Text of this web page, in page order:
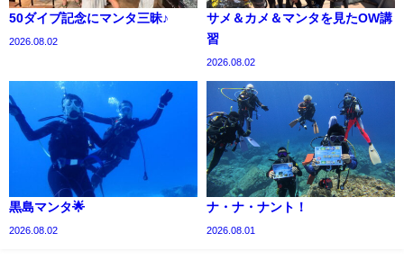
50ダイブ記念にマンタ三昧♪
2026.08.02
サメ＆カメ＆マンタを見たOW講
習
2026.08.02
黒島マンタ🌟
2026.08.02
ナ・ナ・ナント！
2026.08.01